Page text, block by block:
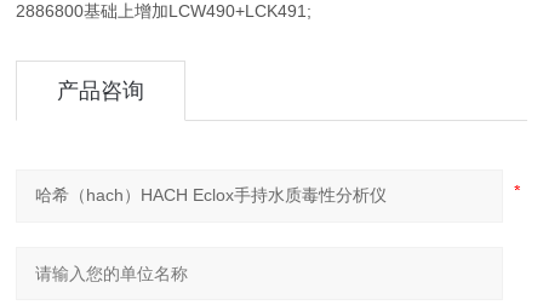
2886800基础上增加LCW490+LCK491;
产品咨询